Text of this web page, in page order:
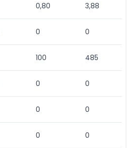
0,80 3,88
0 0
100 485
0 0
0 0
0 0